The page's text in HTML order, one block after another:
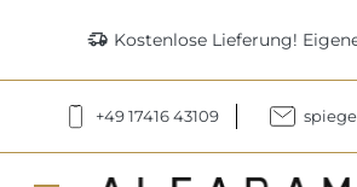
delivery_truck_speed Kostenlose Lieferung!
+49 17416 43109